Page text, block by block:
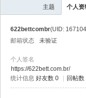
主题 个人资
622bettcombr(UID:
邮箱状态
未验证
个人签名
https://622bett.com.br/
统计信息 好友数 0 回帖数